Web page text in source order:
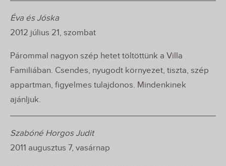
Éva és Jóska
2012 július 21, szombat
Párommal nagyon szép hetet töltöttünk a Villa
Familiában. Csendes, nyugodt környezet, tiszta, szép
appartman, figyelmes tulajdonos. Mindenkinek
ajánljuk.
Szabóné Horgos Judit
2011 augusztus 7, vasárnap